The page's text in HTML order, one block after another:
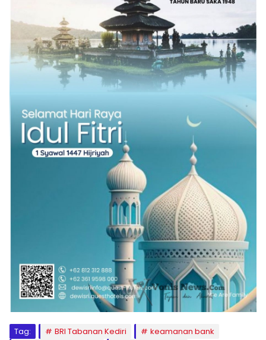
Tag: BRI Tabanan Kediri
keamanan bank